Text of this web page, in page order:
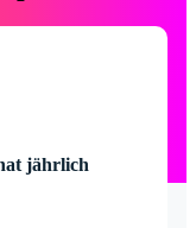
jährlich